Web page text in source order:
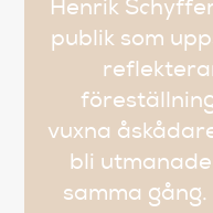
Henrik
publik som
vuxna
bli
samma